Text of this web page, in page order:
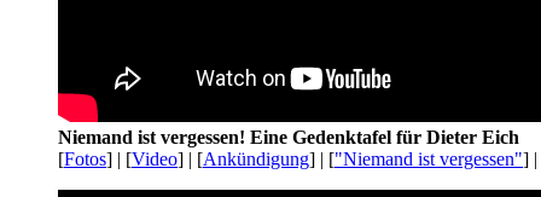
Niemand ist vergessen! Eine Gedenktafel für Dieter Eich
[Fotos] | [Video] | [Ankündigung] | ["Niemand ist vergessen"]